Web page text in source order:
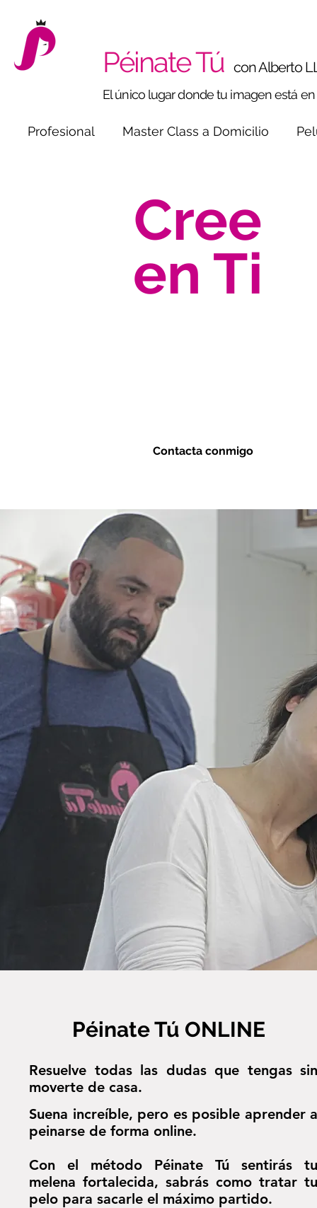
Péinate Tú con Alberto
El único lugar donde tu imagen está
Profesional Master Class a Domicilio
Cree
en Ti
Contacta conmigo
Péinate Tú ONLINE
Resuelve todas las dudas que tengas sin
moverte de casa.
Suena increíble, pero es posible aprender a
peinarse de forma online.
Con el método Péinate Tú sentirás tu
melena fortalecida, sabrás como tratar tu
pelo para sacarle el máximo partido.